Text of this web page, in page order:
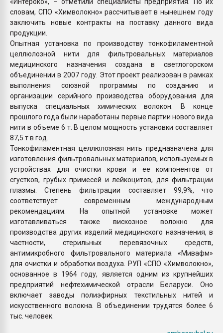
словам, СПО «Химволокно» рассчитывает в нынешнем году
заключить новые контракты на поставку данного вида
продукции.
Опытная установка по производству тонкофиламентной
целлюлозной нити для фильтровальных материалов
медицинского назначения создана в светлогорском
объединении в 2007 году. Этот проект реализован в рамках
выполнения союзной программы по созданию и
организации серийного производства оборудования для
выпуска специальных химических волокон. В конце
прошлого года были наработаны первые партии нового вида
нити в объеме 6 т. В целом мощность установки составляет
87,5 т в год.
Тонкофиламентная целлюлозная нить предназначена для
изготовления фильтровальных материалов, используемых в
устройствах для очистки крови и ее компонентов от
сгустков, грубых примесей и лейкоцитов, для фильтрации
плазмы. Степень фильтрации составляет 99,9%, что
соответствует современным международным
рекомендациям. На опытной установке может
изготавливаться также вискозное волокно для
производства других изделий медицинского назначения, в
частности, стерильных перевязочных средств,
антимикробного фильтровального материала «Мивафм»
для очистки и обработки воздуха. РУП «СПО «Химволокно»,
основанное в 1964 году, является одним из крупнейших
предприятий нефтехимической отрасли Беларуси. Оно
включает заводы полиэфирных текстильных нитей и
искусственного волокна. В объединении трудятся более 6
тыс. человек.